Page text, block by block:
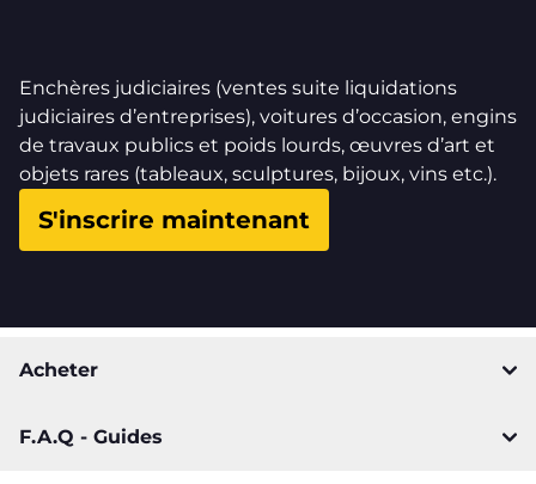
Enchères judiciaires (ventes suite liquidations
judiciaires d’entreprises), voitures d’occasion, engins
de travaux publics et poids lourds, œuvres d’art et
objets rares (tableaux, sculptures, bijoux, vins etc.).
S'inscrire maintenant
Acheter
F.A.Q - Guides